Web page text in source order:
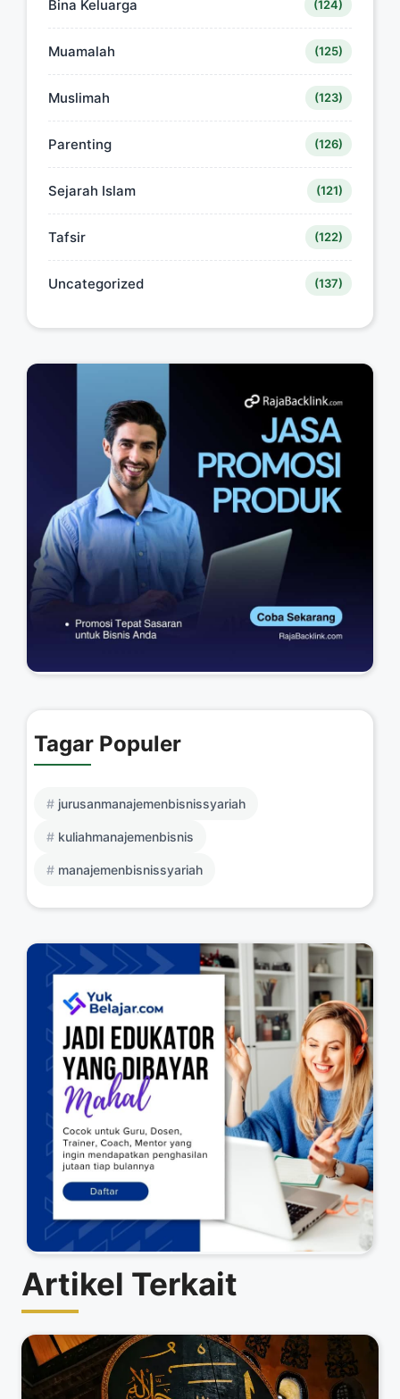
Bina Keluarga (124)
Muamalah (125)
Muslimah (123)
Parenting (126)
Sejarah Islam (121)
Tafsir (122)
Uncategorized (137)
Tagar Populer
jurusanmanajemenbisnissyariah
kuliahmanajemenbisnis
manajemenbisnissyariah
Artikel Terkait